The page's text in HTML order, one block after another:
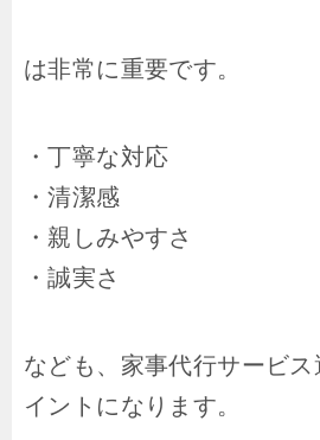
は非常に重要です。
・丁寧な対応
・清潔感
・親しみやすさ
・誠実さ
なども、家事代行サービ
イントになります。